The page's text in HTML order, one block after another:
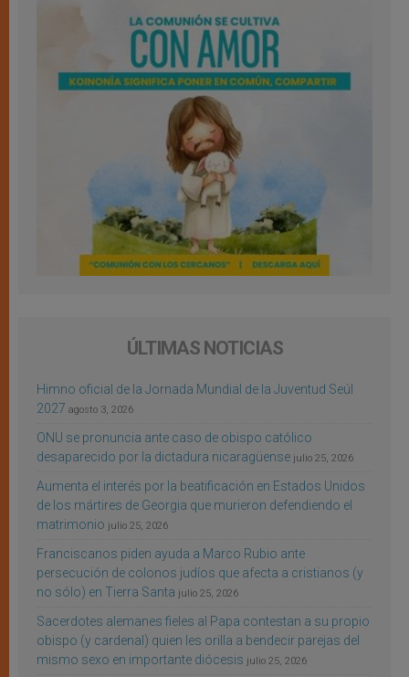
ÚLTIMAS NOTICIAS
Himno oficial de la Jornada Mundial de la Juventud Seúl
2027 agosto 3, 2026
ONU se pronuncia ante caso de obispo católico
desaparecido por la dictadura nicaragüense julio 25, 2026
Aumenta el interés por la beatificación en Estados Unidos
de los mártires de Georgia que murieron defendiendo el
matrimonio julio 25, 2026
Franciscanos piden ayuda a Marco Rubio ante
persecución de colonos judíos que afecta a cristianos (y
no sólo) en Tierra Santa julio 25, 2026
Sacerdotes alemanes fieles al Papa contestan a su propio
obispo (y cardenal) quien les orilla a bendecir parejas del
mismo sexo en importante diócesis julio 25, 2026